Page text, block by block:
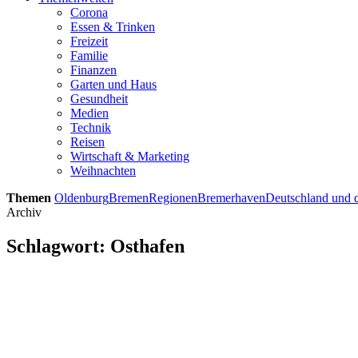
Corona
Essen & Trinken
Freizeit
Familie
Finanzen
Garten und Haus
Gesundheit
Medien
Technik
Reisen
Wirtschaft & Marketing
Weihnachten
Themen OldenburgBremenRegionenBremerhavenDeutschland und
Archiv
Schlagwort: Osthafen